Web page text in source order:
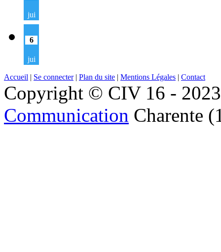
jui
6
jui
Accueil | Se connecter| Plan du site | Mentions Légales | Contact
Copyright © CIV 16 -
Communication Charente